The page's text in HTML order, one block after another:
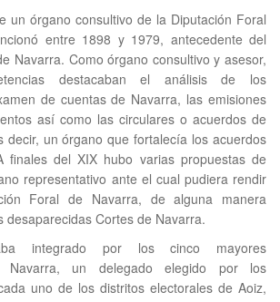
un órgano consultivo de la Diputación Foral
entre 1898 y 1979, antecedente del
Navarra. Como órgano consultivo y asesor,
destacaban el análisis de los
de cuentas de Navarra, las emisiones
así como las circulares o acuerdos de
decir, un órgano que fortalecía los acuerdos
finales del XIX hubo varias propuestas de
representativo ante el cual pudiera rendir
Foral de Navarra, de alguna manera
desaparecidas Cortes de Navarra.
integrado por los cinco mayores
Navarra, un delegado elegido por los
uno de los distritos electorales de Aoiz,